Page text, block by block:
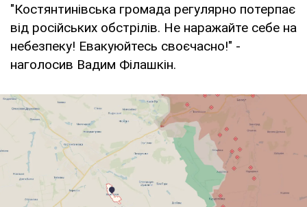
"Костянтинівська громада регулярно потерпає
від російських обстрілів. Не наражайте себе на
небезпеку! Евакуюйтесь своєчасно!" -
наголосив Вадим Філашкін.